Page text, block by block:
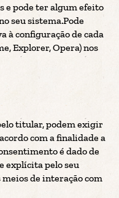
e pode ter algum efeito
seu sistema.Pode
à configuração de cada
Explorer, Opera) nos
titular, podem exigir
com a finalidade a
é dado de
explícita pelo seu
de interação com